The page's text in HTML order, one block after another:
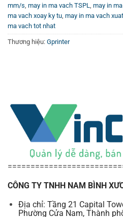
mm/s, may in ma vach TSPL, may in
ma vach xoay ky tu, may in ma vach
ma vach tot nhat
Thương hiệu: Gprinter
CÔNG TY TNHH NAM BÌNH
Địa chỉ: Tầng 21 Capital
Phường Cửa Nam, Thành